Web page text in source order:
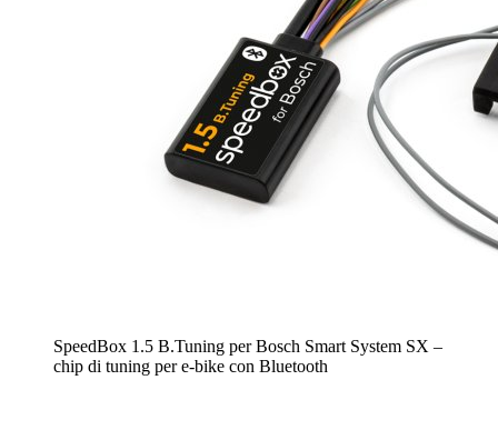
SpeedBox 1.5 B.Tuning per Bosch Smart System SX –
chip di tuning per e-bike con Bluetooth